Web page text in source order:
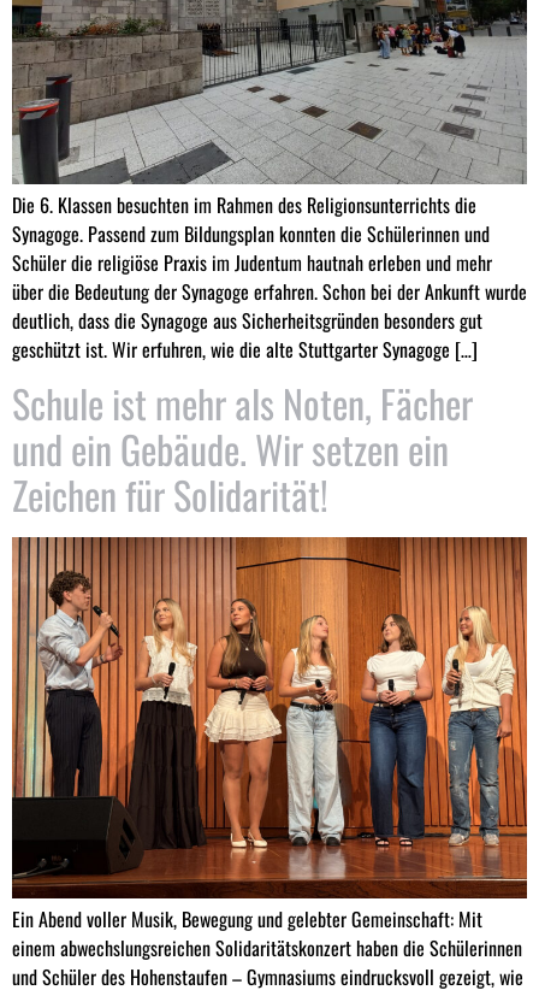
Die 6. Klassen besuchten im Rahmen des Religionsunterrichts die
Synagoge. Passend zum Bildungsplan konnten die Schülerinnen und
Schüler die religiöse Praxis im Judentum hautnah erleben und mehr
über die Bedeutung der Synagoge erfahren. Schon bei der Ankunft wurde
deutlich, dass die Synagoge aus Sicherheitsgründen besonders gut
geschützt ist. Wir erfuhren, wie die alte Stuttgarter Synagoge […]
Schule ist mehr als Noten, Fächer
und ein Gebäude. Wir setzen ein
Zeichen für Solidarität!
Ein Abend voller Musik, Bewegung und gelebter Gemeinschaft: Mit
einem abwechslungsreichen Solidaritätskonzert haben die Schülerinnen
und Schüler des Hohenstaufen – Gymnasiums eindrucksvoll gezeigt, wie